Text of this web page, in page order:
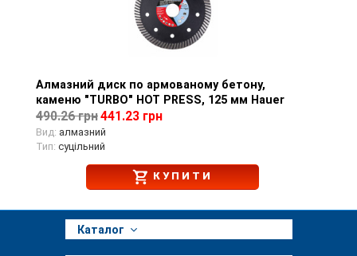
Перегляд товару
Алмазний диск по армованому бетону,
каменю "TURBO" HOT PRESS, 125 мм Hauer
490.26 грн441.23 грн
Вид: алмазний
Тип: суцільний
КУПИТИ
Каталог